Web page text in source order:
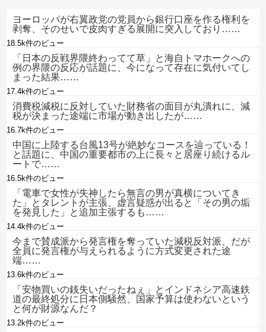
ヨーロッパが右翼政党の党員から銀行口座を作る権利を
剥奪、そのせいで皮肉すぎる展開に突入しており……
18.5k件のビュー
「日本の反戦界隈終わってて草」と海自トマホークへの
例の界隈の反応が話題に、今になって存在に気付いてし
まった結果……
17.4k件のビュー
消費税減税に反対していた財務省の面目が丸潰れに、減
税が決まった途端に市場が動き出したが……
16.7k件のビュー
中国に上陸する台風13号が絶妙なコースを辿っている！
と話題に、中国の重要都市の上に長々と居座り続けるル
ートで……
16.5k件のビュー
「電車で女性が失神したら無言の男が真横についてき
た」とタレントが主張、虚言疑惑が出ると「その男の垢
を発見した」と追加主張するも……
14.4k件のビュー
今まで賛成派から発言権を奪っていた減税反対派、だが
全員に発言権が与えられるように方式変更された途
端……
13.6k件のビュー
「安物買いの銭失いだったねぇ」とインドネシア高速鉄
道の最終処分に日本側騒然、国家予算は使わないという
と何が財源なんだ？
13.2k件のビュー